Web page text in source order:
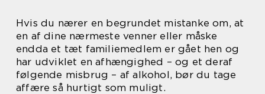
Hvis du nærer en begrundet mistanke om, at
en af dine nærmeste venner eller måske
endda et tæt familiemedlem er gået hen og
har udviklet en afhængighed – og et deraf
følgende misbrug – af alkohol, bør du tage
affære så hurtigt som muligt.